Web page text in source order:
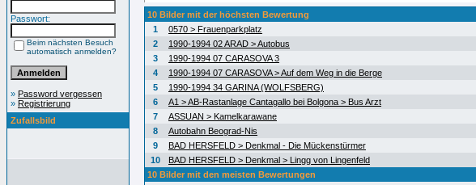
Passwort:
Beim nächsten Besuch
automatisch anmelden?
» Password vergessen
» Registrierung
Zufallsbild
10 Bilder mit der höchsten Bewertung
1
0570 > Frauenparkplatz
2
1990-1994 02 ARAD > Autobus
3
1990-1994 07 CARASOVA 3
4
1990-1994 07 CARASOVA > Auf dem Weg in die Berge
5
1990-1994 34 GARINA (WOLFSBERG)
6
A1 > AB-Rastanlage Cantagallo bei Bolgona > Bus Arzt
7
ASSUAN > Kamelkarawane
8
Autobahn Beograd-Nis
9
BAD HERSFELD > Denkmal - Die Mückenstürmer
10
BAD HERSFELD > Denkmal > Lingg von Lingenfeld
10 Bilder mit den meisten Bewertungen